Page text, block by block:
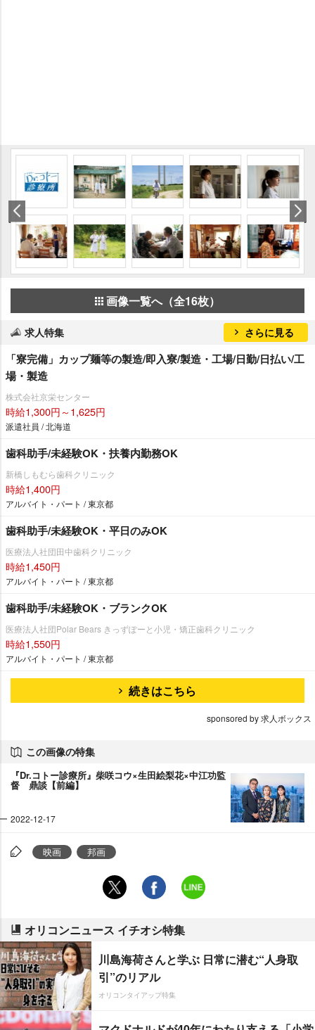
画像一覧へ（全16枚）
求人特集 さらに見る
「寮完備」カップ麺等の製造/即入寮/製造・工場/日勤/日払い/工
場・製造
株式会社京栄センター
時給1,300円～1,625円
派遣社員 / 北海道
歯科助手/未経験OK・扶養内勤務OK
新橋しもむら歯科クリニック
時給1,400円
アルバイト・パート / 東京都
歯科助手/未経験OK・平日のみOK
医療法人社団田中歯科クリニック
時給1,450円
アルバイト・パート / 東京都
歯科助手/未経験OK・ブランクOK
医療法人社団Polar Bears きっずぽーと小児・矯正歯科クリニック
時給1,550円
アルバイト・パート / 東京都
続きはこちら
sponsored by 求人ボックス
この画像の特集
『Dr.コトー診療所』柴咲コウ×生田絵梨花×中江功監
督 鼎談【前編】
2022-12-17
映画 邦画
オリコンニュース イチオシ特集
川島海荷さんと学ぶ 日常に潜む“人身取
引”のリアル
オリコンタイアップ特集